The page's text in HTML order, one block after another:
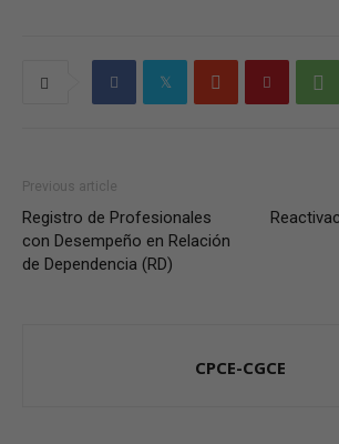
Previous article
Registro de Profesionales
con Desempeño en Relación
de Dependencia (RD)
CPCE-CGCE